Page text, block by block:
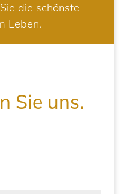
die schönste
Leben.
Sie uns.